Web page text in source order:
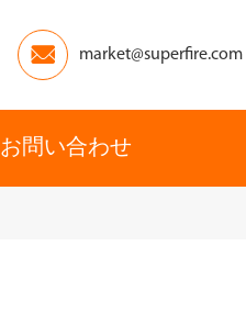
 market@superfire.com
お問い合わせ